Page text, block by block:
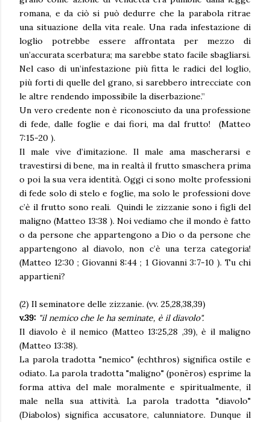
romana, e da ciò si può dedurre che la parabola ritrae
una situazione della vita reale. Una rada infestazione di
loglio potrebbe essere affrontata per mezzo di
un’accurata scerbatura; ma sarebbe stato facile sbagliarsi.
Nel caso di un’infestazione più fitta le radici del loglio,
più forti di quelle del grano, si sarebbero intrecciate con
le altre rendendo impossibile la diserbazione.”
Un vero credente non è riconosciuto da una professione
di fede, dalle foglie e dai fiori, ma dal frutto! (Matteo
7:15-20 ).
Il male vive d’imitazione. Il male ama mascherarsi e
travestirsi di bene, ma in realtà il frutto smaschera prima
o poi la sua vera identità. Oggi ci sono molte professioni
di fede solo di stelo e foglie, ma solo le professioni dove
c’è il frutto sono reali. Quindi le zizzanie sono i figli del
maligno (Matteo 13:38 ). Noi vediamo che il mondo è fatto
o da persone che appartengono a Dio o da persone che
appartengono al diavolo, non c’è una terza categoria!
(Matteo 12:30 ; Giovanni 8:44 ; 1 Giovanni 3:7-10 ). Tu chi
appartieni?
(2) Il seminatore delle zizzanie. (vv. 25,28,38,39)
v.39: "il nemico che le ha seminate, è il diavolo".
Il diavolo è il nemico (Matteo 13:25,28 ,39), è il maligno
(Matteo 13:38).
La parola tradotta "nemico" (echthros) significa ostile e
odiato. La parola tradotta "maligno" (ponēros) esprime la
forma attiva del male moralmente e spiritualmente, il
male nella sua attività. La parola tradotta "diavolo"
(Diabolos) significa accusatore, calunniatore. Dunque il